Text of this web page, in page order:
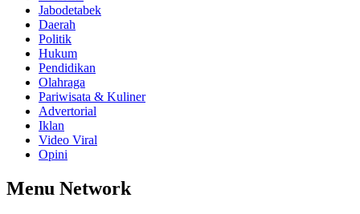
Jabodetabek
Daerah
Politik
Hukum
Pendidikan
Olahraga
Pariwisata & Kuliner
Advertorial
Iklan
Video Viral
Opini
Menu Network